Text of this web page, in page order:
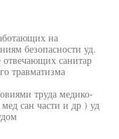
на
безопасности уд.
отвечающих санитар
травматизма
труда медико-
сан части и др ) уд